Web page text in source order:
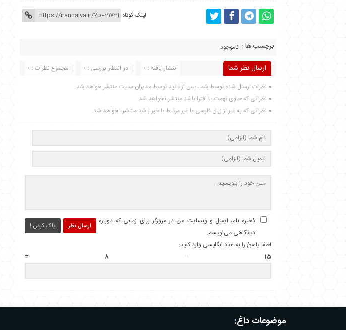
لینک کوتاه
برچسب ها : ناموجود
ارسال نظر شما مجموع نظرات : 0 در انتظار بررسی : 0 انتشار یافته : 0
نظرات ارسال شده توسط شما، پس از تایید توسط مدیران سایت منتشر خواهد شد.
نظراتی که حاوی تهمت یا افترا باشد منتشر نخواهد شد.
نظراتی که به غیر از زبان فارسی یا غیر مرتبط با خبر باشد منتشر نخواهد شد.
ارسال نظر پاک کردن !
ذخیره نام، ایمیل و وبسایت من در مرورگر برای زمانی که دوباره
دیدگاهی می‌نویسم.
لطفا پاسخ را به عدد انگلیسی وارد کنید:
15 − 8 =
موضوعات داغ: